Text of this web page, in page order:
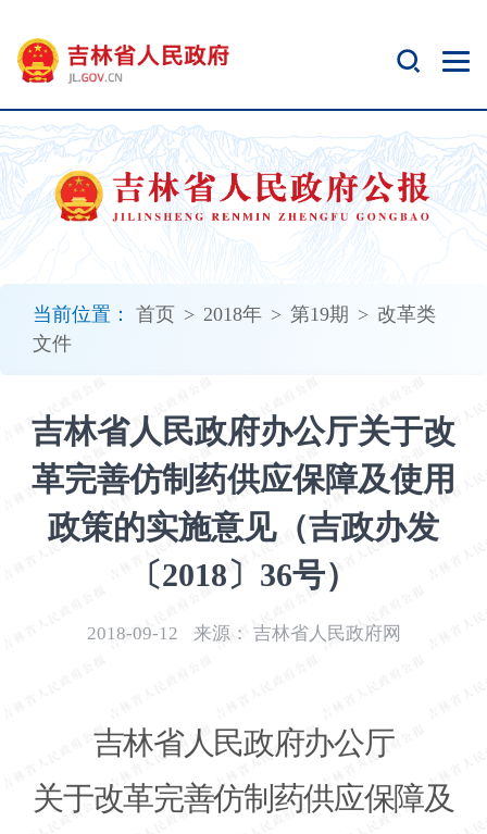
当前位置： 首页 > 2018年 > 第19期 > 改革类
文件
吉林省人民政府办公厅关于改
革完善仿制药供应保障及使用
政策的实施意见（吉政办发
〔2018〕36号）
2018-09-12 来源： 吉林省人民政府网
吉林省人民政府办公厅
关于改革完善仿制药供应保障及
开
无
障
碍
说
明
加